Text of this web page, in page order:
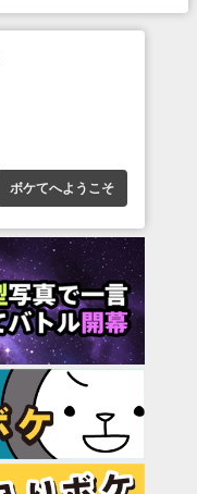
ボケてへようこそ